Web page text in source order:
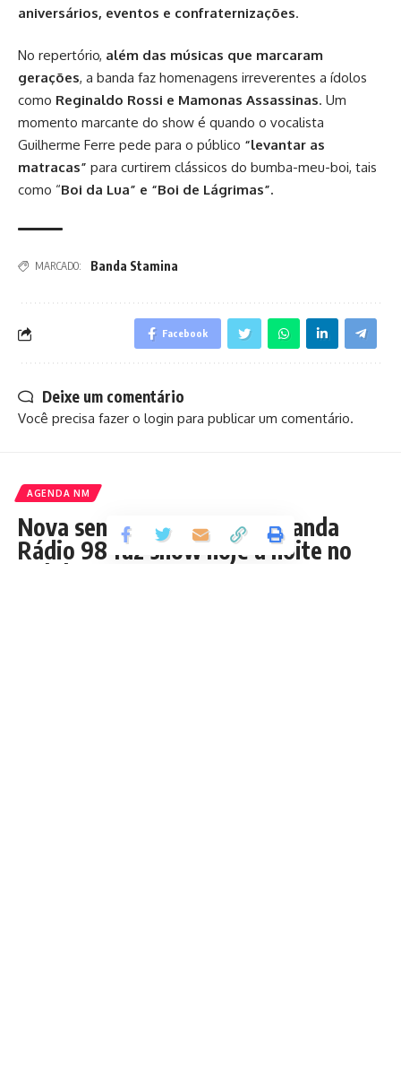
aniversários, eventos e confraternizações.
No repertório, além das músicas que marcaram
gerações, a banda faz homenagens irreverentes a ídolos
como Reginaldo Rossi e Mamonas Assassinas. Um
momento marcante do show é quando o vocalista
Guilherme Ferre pede para o público “levantar as
matracas” para curtirem clássicos do bumba-meu-boi, tais
como “Boi da Lua” e “Boi de Lágrimas”.
MARCADO: Banda Stamina
Facebook
Deixe um comentário
Você precisa fazer o login para publicar um comentário.
AGENDA NM
Nova sensação do reggae, banda
Rádio 98 faz show hoje à noite no
Créole Bar